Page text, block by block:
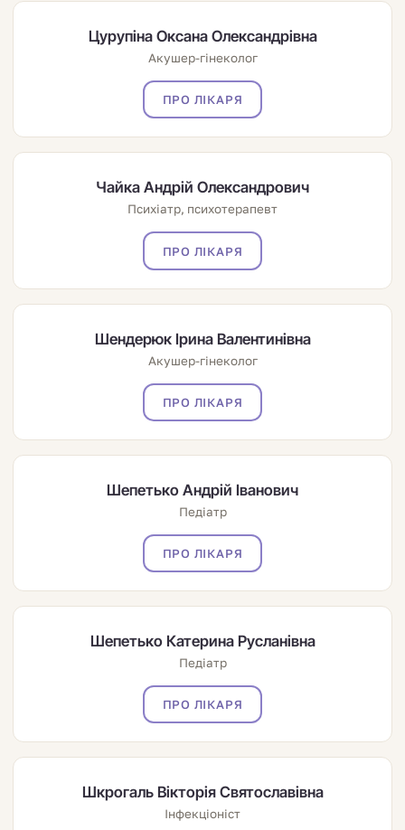
Цурупіна Оксана Олександрівна
Акушер-гінеколог
ПРО ЛІКАРЯ
Чайка Андрій Олександрович
Психіатр, психотерапевт
ПРО ЛІКАРЯ
Шендерюк Ірина Валентинівна
Акушер-гінеколог
ПРО ЛІКАРЯ
Шепетько Андрій Іванович
Педіатр
ПРО ЛІКАРЯ
Шепетько Катерина Русланівна
Педіатр
ПРО ЛІКАРЯ
Шкрогаль Вікторія Святославівна
Інфекціоніст